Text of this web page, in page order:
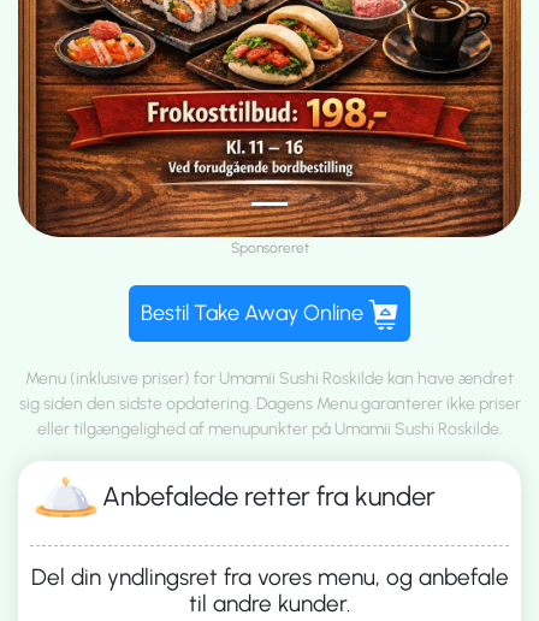
Sponsoreret
Bestil Take Away Online
Menu (inklusive priser) for Umamii Sushi Roskilde kan have ændret
sig siden den sidste opdatering. Dagens Menu garanterer ikke priser
eller tilgængelighed af menupunkter på Umamii Sushi Roskilde.
Anbefalede retter fra kunder
Del din yndlingsret fra vores menu, og anbefale
til andre kunder.